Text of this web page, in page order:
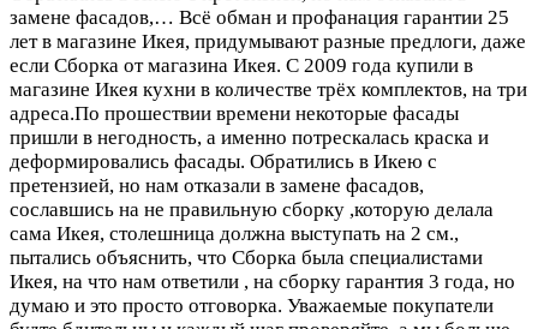
замене фасадов,… Всё обман и профанация гарантии 25
лет в магазине Икея, придумывают разные предлоги, даже
если Сборка от магазина Икея. С 2009 года купили в
магазине Икея кухни в количестве трёх комплектов, на три
адреса.По прошествии времени некоторые фасады
пришли в негодность, а именно потрескалась краска и
деформировались фасады. Обратились в Икею с
претензией, но нам отказали в замене фасадов,
сославшись на не правильную сборку ,которую делала
сама Икея, столешница должна выступать на 2 см.,
пытались объяснить, что Сборка была специалистами
Икея, на что нам ответили , на сборку гарантия 3 года, но
думаю и это просто отговорка. Уважаемые покупатели